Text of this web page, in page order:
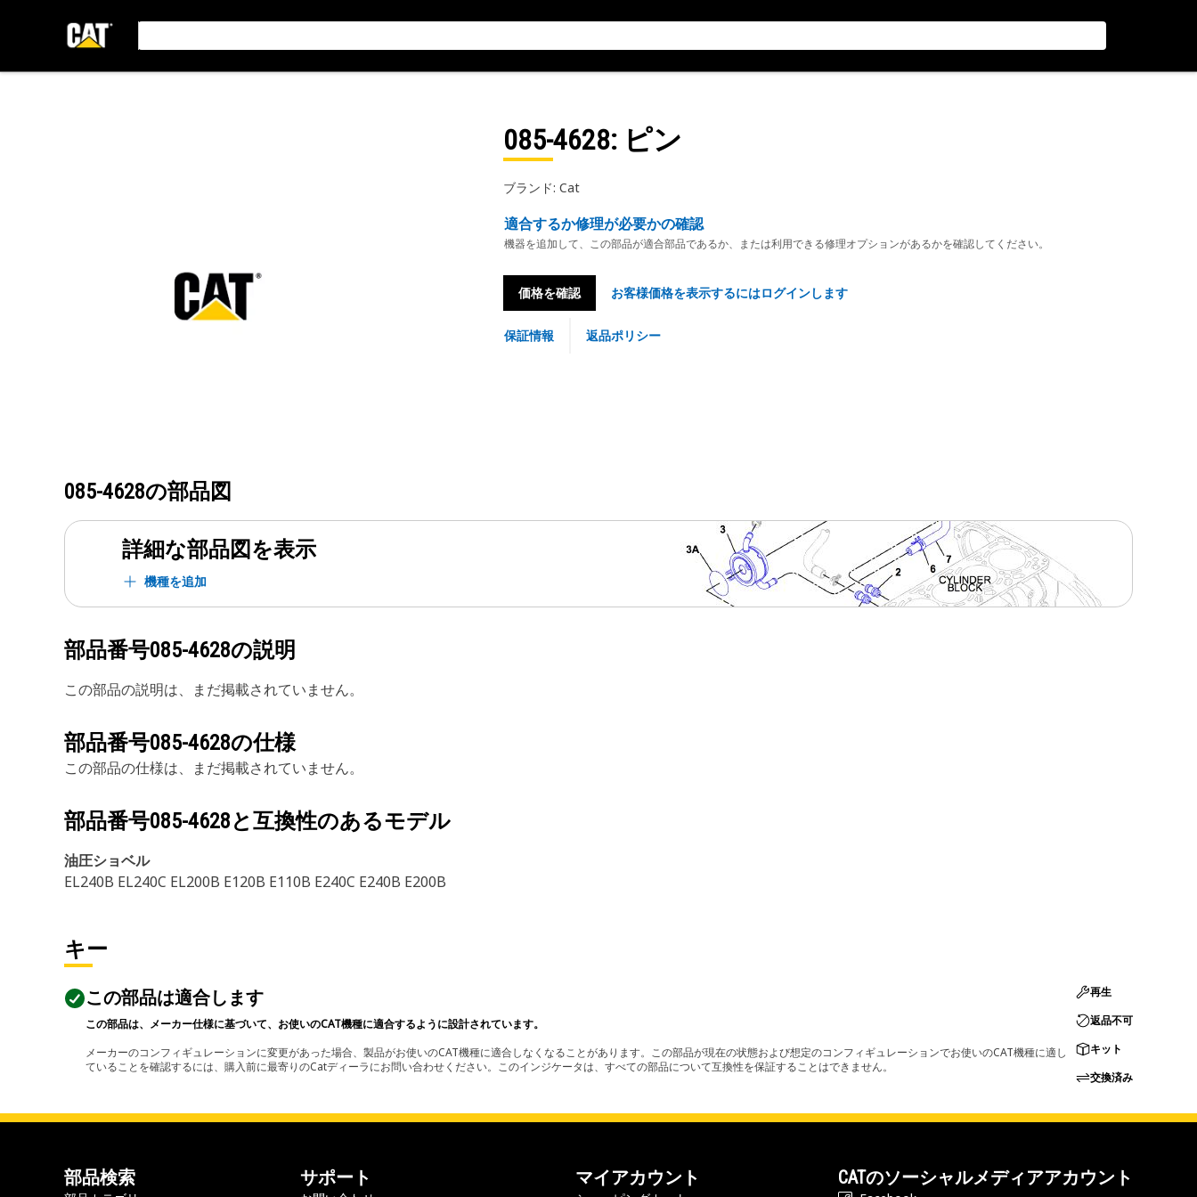
085-4628: ピン
ブランド: Cat
適合するか修理が必要かの確認
機器を追加して、この部品が適合部品であるか、または利用できる修理オプションがあるかを確認してください。
価格を確認 お客様価格を表示するにはログインします
保証情報 返品ポリシー
085-4628の部品図
詳細な部品図を表示
機種を追加
部品番号085-4628の説明
この部品の説明は、まだ掲載されていません。
部品番号085-4628の仕様
この部品の仕様は、まだ掲載されていません。
部品番号085-4628と互換性のあるモデル
油圧ショベル
EL240B EL240C EL200B E120B E110B E240C E240B E200B
キー
この部品は適合します
この部品は、メーカー仕様に基づいて、お使いのCAT機種に適合するように設計されています。
メーカーのコンフィギュレーションに変更があった場合、製品がお使いのCAT機種に適合しなくなることがあります。この部品が現在の状態および想定のコンフィギュレーションでお使いのCAT機種に適し
ていることを確認するには、購入前に最寄りのCatディーラにお問い合わせください。このインジケータは、すべての部品について互換性を保証することはできません。
再生
返品不可
キット
交換済み
部品検索 サポート マイアカウント CATのソーシャルメディアアカウント